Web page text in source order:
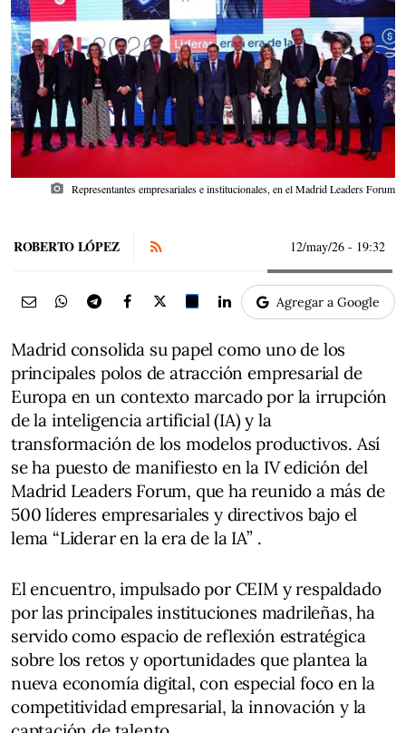
photo_camera Representantes empresariales e institucionales, en el Madrid Leaders Forum
ROBERTO LÓPEZ 12/may/26 - 19:32
Agregar a Google
Madrid consolida su papel como uno de los
principales polos de atracción empresarial de
Europa en un contexto marcado por la irrupción
de la inteligencia artificial (IA) y la
transformación de los modelos productivos. Así
se ha puesto de manifiesto en la IV edición del
Madrid Leaders Forum, que ha reunido a más de
500 líderes empresariales y directivos bajo el
lema “Liderar en la era de la IA” .
El encuentro, impulsado por CEIM y respaldado
por las principales instituciones madrileñas, ha
servido como espacio de reflexión estratégica
sobre los retos y oportunidades que plantea la
nueva economía digital, con especial foco en la
competitividad empresarial, la innovación y la